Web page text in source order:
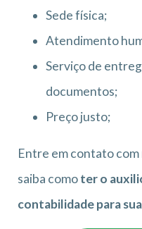
Sede física;
Atendimento
Serviço de
documentos;
Preço justo;
Entre em contato
saiba comoter o
contabilidade para